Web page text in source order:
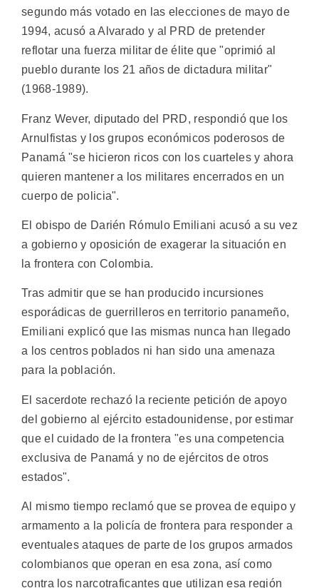
segundo más votado en las elecciones de mayo de
1994, acusó a Alvarado y al PRD de pretender
reflotar una fuerza militar de élite que "oprimió al
pueblo durante los 21 años de dictadura militar"
(1968-1989).
Franz Wever, diputado del PRD, respondió que los
Arnulfistas y los grupos económicos poderosos de
Panamá "se hicieron ricos con los cuarteles y ahora
quieren mantener a los militares encerrados en un
cuerpo de policia".
El obispo de Darién Rómulo Emiliani acusó a su vez
a gobierno y oposición de exagerar la situación en
la frontera con Colombia.
Tras admitir que se han producido incursiones
esporádicas de guerrilleros en territorio panameño,
Emiliani explicó que las mismas nunca han llegado
a los centros poblados ni han sido una amenaza
para la población.
El sacerdote rechazó la reciente petición de apoyo
del gobierno al ejército estadounidense, por estimar
que el cuidado de la frontera "es una competencia
exclusiva de Panamá y no de ejércitos de otros
estados".
Al mismo tiempo reclamó que se provea de equipo y
armamento a la policía de frontera para responder a
eventuales ataques de parte de los grupos armados
colombianos que operan en esa zona, así como
contra los narcotraficantes que utilizan esa región